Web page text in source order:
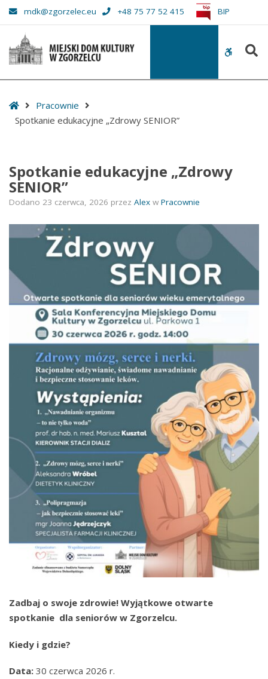
Spotkanie
edukacyjne
„Zdrowy
SENIOR”
mdk@zgorzelec.eu +48 75 77 52 415 BIP
WCAG
StartPracownie
Spotkanie edukacyjne „Zdrowy SENIOR”
Spotkanie edukacyjne „Zdrowy
SENIOR”
Dodano 23 czerwca, 2026 przez Alex w Pracownie
Zadbaj o swoje zdrowie! Wyjątkowe otwarte
spotkanie dla seniorów w Zgorzelcu.
Kiedy i gdzie?
Data: 30 czerwca 2026 r.